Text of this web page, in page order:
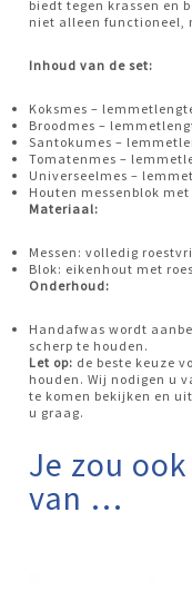
biedt tegen krassen en
niet alleen functioneel,
Inhoud van de set:
Koksmes –
Broodmes –
Santokumes –
Tomatenmes –
Universeelmes –
Houten messenblok
Materiaal:
Messen: volledig
Blok: eikenhout met
Onderhoud:
Handafwas wordt
scherp te houden.
Let op: de beste keuze
houden. Wij nodigen u
te komen bekijken en
u graag.
Je zou
van …